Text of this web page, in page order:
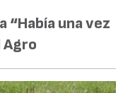
“Había una vez
Agro